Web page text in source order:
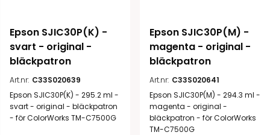
Epson SJIC30P(K) -
svart - original -
bläckpatron
Art.nr: C33S020639
Epson SJIC30P(K) - 295.2 ml -
svart - original - bläckpatron
- för ColorWorks TM-C7500G
Epson SJIC30P(M) -
magenta - original -
bläckpatron
Art.nr: C33S020641
Epson SJIC30P(M) - 294.3 ml -
magenta - original -
bläckpatron - för ColorWorks
TM-C7500G